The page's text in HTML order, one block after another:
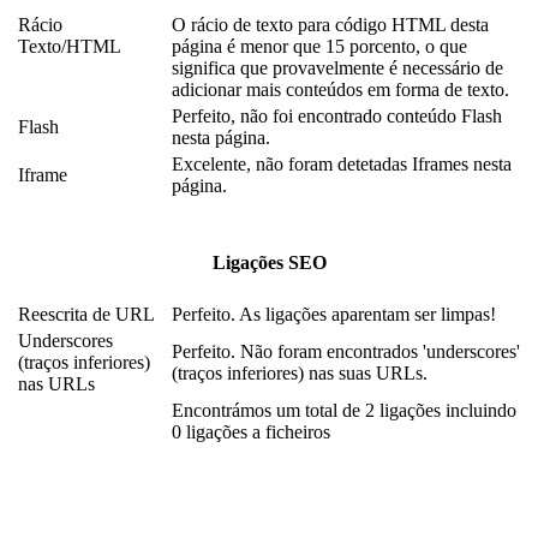
Rácio
Texto/HTML
O rácio de texto para código HTML desta
página é menor que 15 porcento, o que
significa que provavelmente é necessário de
adicionar mais conteúdos em forma de texto.
Flash
Perfeito, não foi encontrado conteúdo Flash
nesta página.
Iframe
Excelente, não foram detetadas Iframes nesta
página.
Ligações SEO
Reescrita de URL
Perfeito. As ligações aparentam ser limpas!
Underscores
(traços inferiores)
nas URLs
Perfeito. Não foram encontrados 'underscores'
(traços inferiores) nas suas URLs.
Encontrámos um total de 2 ligações incluindo
0 ligações a ficheiros